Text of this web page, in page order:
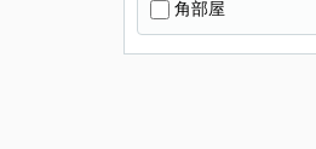
角部屋